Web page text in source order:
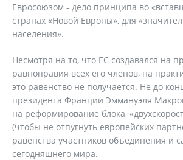
Евросоюзом - дело принципа во
странах «Новой Европы», для
населения».
Несмотря на то, что ЕС создавался на
равноправия всех его членов, на
это равенство не получается. Не до
президента Франции Эммануэля
на реформирование блока,
(чтобы не отпугнуть европейских
равенства участников объединения и
сегодняшнего мира.